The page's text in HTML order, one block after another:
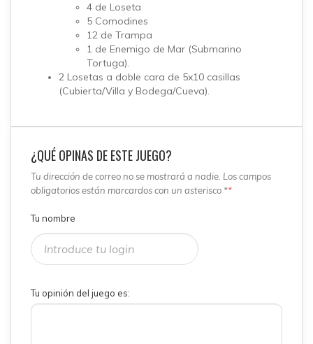
4 de Loseta
5 Comodines
12 de Trampa
1 de Enemigo de Mar (Submarino
Tortuga).
2 Losetas a doble cara de 5x10 casillas
(Cubierta/Villa y Bodega/Cueva).
¿QUÉ OPINAS DE ESTE JUEGO?
Tu dirección de correo no se mostrará a nadie. Los campos
obligatorios están marcardos con un asterisco **
Tu nombre
Tu opinión del juego es: